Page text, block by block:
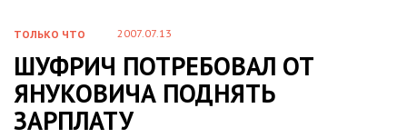
ТОЛЬКО ЧТО 2007.07.13
ШУФРИЧ ПОТРЕБОВАЛ ОТ
ЯНУКОВИЧА ПОДНЯТЬ
ЗАРПЛАТУ